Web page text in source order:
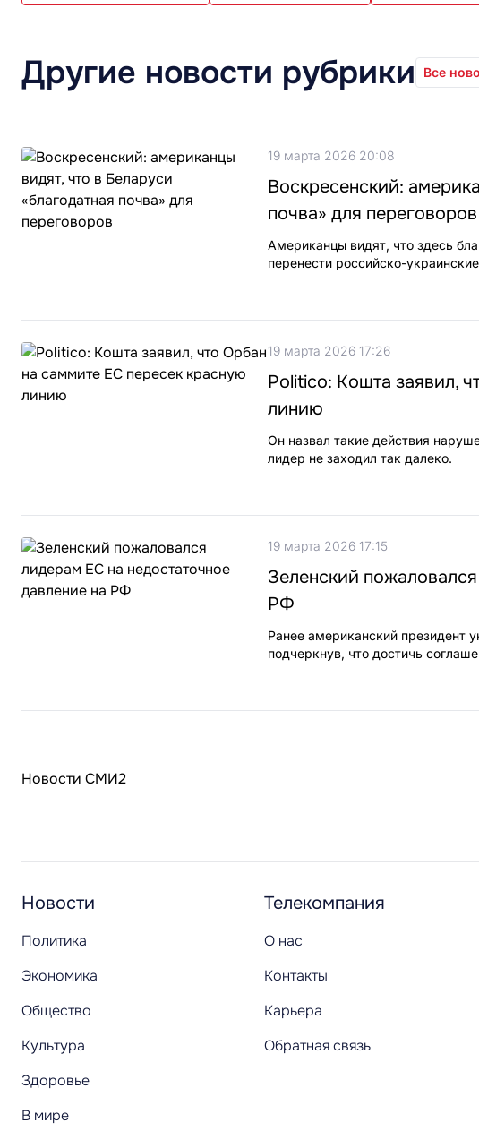
Другие новости рубрики Все
19 марта 2026 20:08
Воскресенский:
почва» для переговоров
Американцы видят, что здесь
перенести российско-
19 марта 2026 17:26
Politico: Кошта заявил,
линию
Он назвал такие действия
лидер не заходил так далеко.
19 марта 2026 17:15
Зеленский
РФ
Ранее американский президент
подчеркнув, что достичь
Новости СМИ2
Новости
Политика
Экономика
Общество
Культура
Здоровье
В мире
Телекомпания
О нас
Контакты
Карьера
Обратная связь